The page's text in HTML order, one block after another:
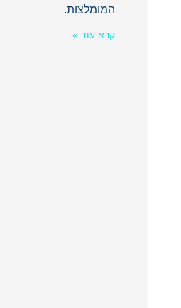
המומלצות.
קרא עוד »